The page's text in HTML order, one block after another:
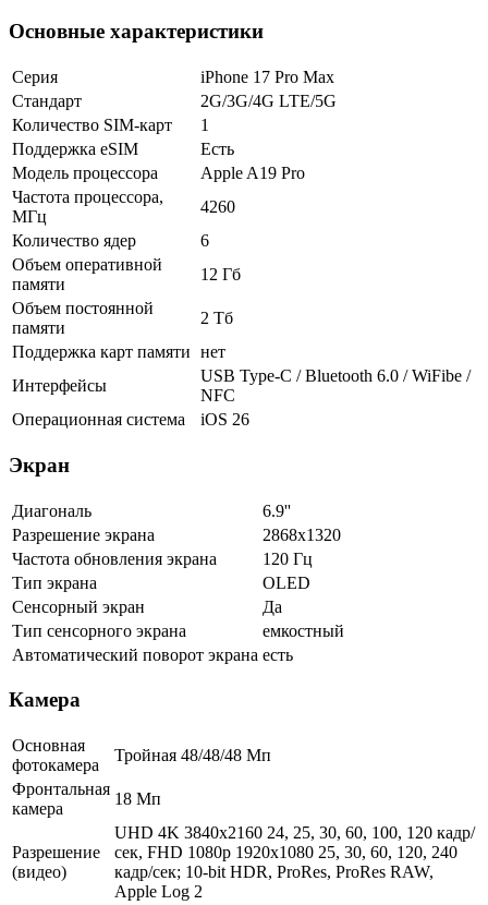
Основные характеристики
Серия
iPhone 17 Pro Max
Стандарт
2G/3G/4G LTE/5G
Количество SIM-карт
1
Поддержка eSIM
Есть
Модель процессора
Apple A19 Pro
Частота процессора,
МГц
4260
Количество ядер
6
Объем оперативной
памяти
12 Гб
Объем постоянной
памяти
2 Тб
Поддержка карт памяти нет
Интерфейсы
USB Type-C / Bluetooth 6.0 / WiFibe /
NFC
Операционная система
iOS 26
Экран
Диагональ
6.9''
Разрешение экрана
2868x1320
Частота обновления экрана
120 Гц
Тип экрана
OLED
Сенсорный экран
Да
Тип сенсорного экрана
емкостный
Автоматический поворот экрана есть
Камера
Основная
фотокамера
Тройная 48/48/48 Мп
Фронтальная
камера
18 Мп
Разрешение
(видео)
UHD 4K 3840x2160 24, 25, 30, 60, 100, 120 кадр/
сек, FHD 1080p 1920x1080 25, 30, 60, 120, 240
кадр/сек; 10-bit HDR, ProRes, ProRes RAW,
Apple Log 2